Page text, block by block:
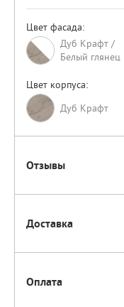
Цвет фасада:
Дуб Крафт /
Белый глянец
Цвет корпуса:
Дуб Крафт
Отзывы
Доставка
Оплата